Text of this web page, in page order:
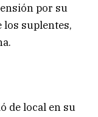
por su
los suplentes,
de local en su